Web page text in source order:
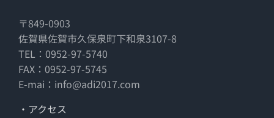
〒849-0903
佐賀県佐賀市久保泉町下和泉3107-8
TEL：0952-97-5740
FAX：0952-97-5745
E-mai：info@adi2017.com
・アクセス